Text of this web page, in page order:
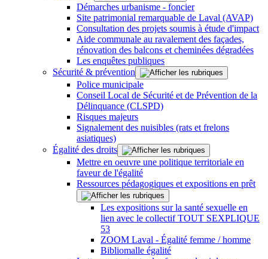
Démarches urbanisme - foncier
Site patrimonial remarquable de Laval (AVAP)
Consultation des projets soumis à étude d'impact
Aide communale au ravalement des façades,
rénovation des balcons et cheminées dégradées
Les enquêtes publiques
Sécurité & prévention
Police municipale
Conseil Local de Sécurité et de Prévention de la
Délinquance (CLSPD)
Risques majeurs
Signalement des nuisibles (rats et frelons
asiatiques)
Égalité des droits
Mettre en oeuvre une politique territoriale en
faveur de l'égalité
Ressources pédagogiques et expositions en prêt
Les expositions sur la santé sexuelle en
lien avec le collectif TOUT SEXPLIQUE
53
ZOOM Laval - Égalité femme / homme
Bibliomalle égalité